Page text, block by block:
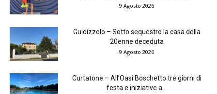
9 Agosto 2026
Guidizzolo – Sotto sequestro la casa della
20enne deceduta
9 Agosto 2026
Curtatone – All’Oasi Boschetto tre giorni di
festa e iniziative a...